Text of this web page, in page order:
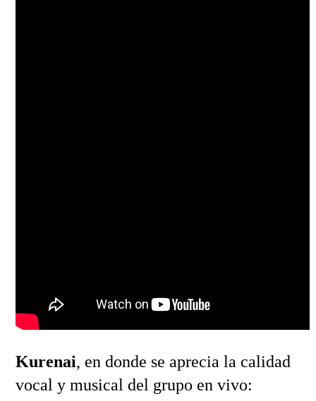
Kurenai, en donde se aprecia la calidad
vocal y musical del grupo en vivo: